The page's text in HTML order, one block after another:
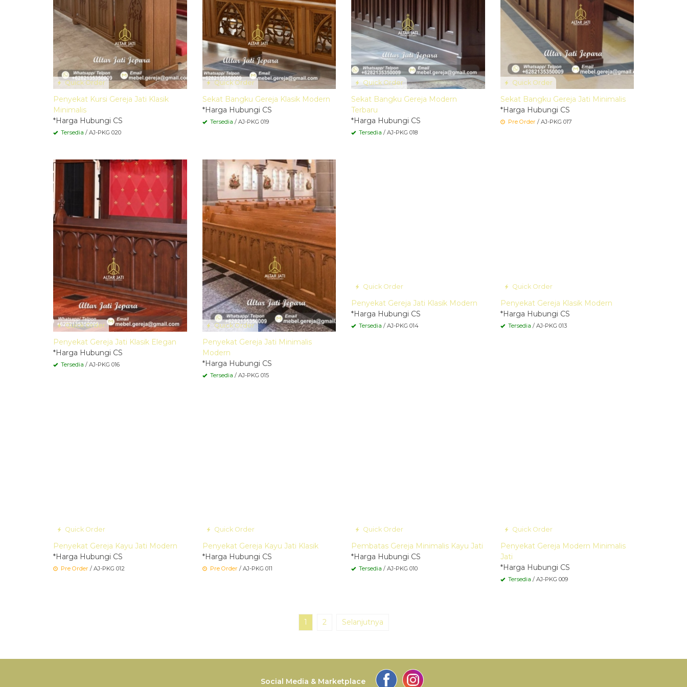
Quick Order
Penyekat Kursi Gereja Jati Klasik
Minimalis
*Harga Hubungi CS
Tersedia / AJ-PKG 020
Quick Order
Sekat Bangku Gereja Klasik Modern
*Harga Hubungi CS
Tersedia / AJ-PKG 019
Quick Order
Sekat Bangku Gereja Modern
Terbaru
*Harga Hubungi CS
Tersedia / AJ-PKG 018
Quick Order
Sekat Bangku Gereja Jati Minimalis
*Harga Hubungi CS
Pre Order / AJ-PKG 017
Quick Order
Penyekat Gereja Jati Klasik Elegan
*Harga Hubungi CS
Tersedia / AJ-PKG 016
Quick Order
Penyekat Gereja Jati Minimalis
Modern
*Harga Hubungi CS
Tersedia / AJ-PKG 015
Quick Order
Penyekat Gereja Jati Klasik Modern
*Harga Hubungi CS
Tersedia / AJ-PKG 014
Quick Order
Penyekat Gereja Klasik Modern
*Harga Hubungi CS
Tersedia / AJ-PKG 013
Quick Order
Penyekat Gereja Kayu Jati Modern
*Harga Hubungi CS
Pre Order / AJ-PKG 012
Quick Order
Penyekat Gereja Kayu Jati Klasik
*Harga Hubungi CS
Pre Order / AJ-PKG 011
Quick Order
Pembatas Gereja Minimalis Kayu Jati
*Harga Hubungi CS
Tersedia / AJ-PKG 010
Quick Order
Penyekat Gereja Modern Minimalis
Jati
*Harga Hubungi CS
Tersedia / AJ-PKG 009
1 2 Selanjutnya
Social Media & Marketplace